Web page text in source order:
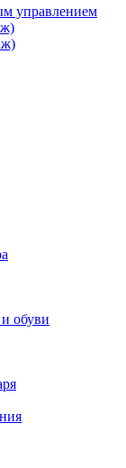
управлением
обуви